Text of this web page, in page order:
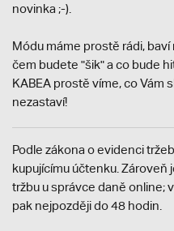
novinka ;-).
Módu máme prostě rádi,
čem budete "šik" a co bude
KABEA prostě víme, co Vám
nezastaví!
Podle zákona o evidenci
kupujícímu účtenku.
tržbu u správce daně online;
pak nejpozději do 48 hodin.